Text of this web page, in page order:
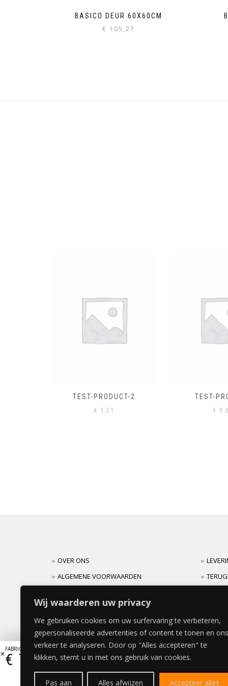
Wij waarderen uw privacy
We gebruiken cookies om uw surfervaring te verbeteren,
gepersonaliseerde advertenties of content te tonen en ons
verkeer te analyseren. Door op "Alles accepteren" te
klikken, stemt u in met ons gebruik van cookies.
Pas aan Alles afwijzen Accepteer alles
BASICO DEUR 60X60CM
€ 105,27
TEST-PRODUCT
€ 0,61
€
OVER ONS
ALGEMENE VOORWAARDEN
FABRIC VISION BEDDEKINGSPANEEL 10x240cm
€ 71,39